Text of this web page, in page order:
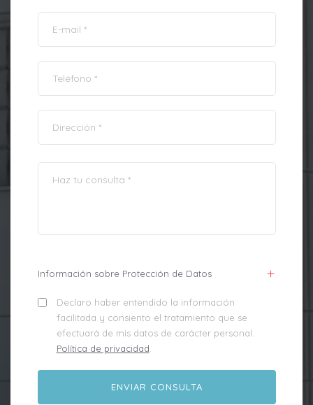
Información sobre Protección de Datos
Declaro haber entendido la información
facilitada y consiento el tratamiento que se
efectuará de mis datos de carácter personal.
Política de privacidad.